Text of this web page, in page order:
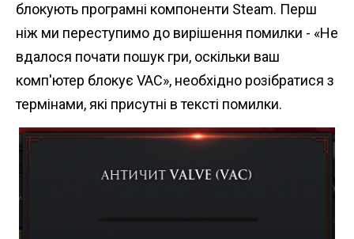
блокують програмні компоненти Steam. Перш
ніж ми переступимо до вирішення помилки - «Не
вдалося почати пошук гри, оскільки ваш
комп'ютер блокує VAC», необхідно розібратися з
термінами, які присутні в тексті помилки.